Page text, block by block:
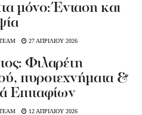
μόνο: Ένταση και
27 ΑΠΡΙΛΙΟΥ 2026
Φιλαρέτη
πυροτεχνήματα &
Επιταφίων
12 ΑΠΡΙΛΙΟΥ 2026